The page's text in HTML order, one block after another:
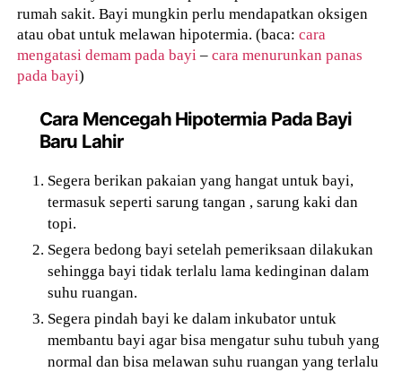
rumah sakit. Bayi mungkin perlu mendapatkan oksigen
atau obat untuk melawan hipotermia. (baca:cara
mengatasi demam pada bayi –cara menurunkan panas
pada bayi)
Cara Mencegah Hipotermia Pada Bayi
Baru Lahir
Segera berikan pakaian yang hangat untuk bayi,
termasuk seperti sarung tangan , sarung kaki dan
topi.
Segera bedong bayi setelah pemeriksaan dilakukan
sehingga bayi tidak terlalu lama kedinginan dalam
suhu ruangan.
Segera pindah bayi ke dalam inkubator untuk
membantu bayi agar bisa mengatur suhu tubuh yang
normal dan bisa melawan suhu ruangan yang terlalu